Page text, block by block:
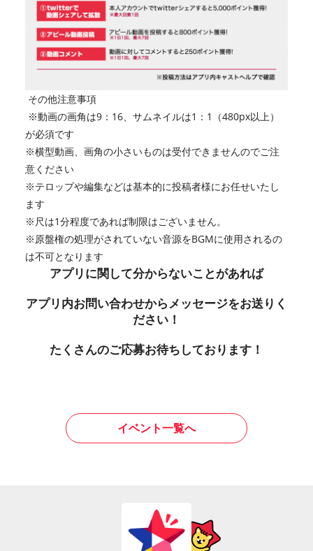
その他注意事項
※動画の画角は9：16、サムネイルは1：1（480px以上）
が必須です
※横型動画、画角の小さいものは受付できませんのでご注
意ください
※テロップや編集などは基本的に投稿者様にお任せいたし
ます
※尺は1分程度であれば制限はございません。
※原盤権の処理がされていない音源をBGMに使用されるの
は不可となります
アプリに関して分からないことがあれば
アプリ内お問い合わせからメッセージをお送りく
ださい！
たくさんのご応募お待ちしております！
イベント一覧へ